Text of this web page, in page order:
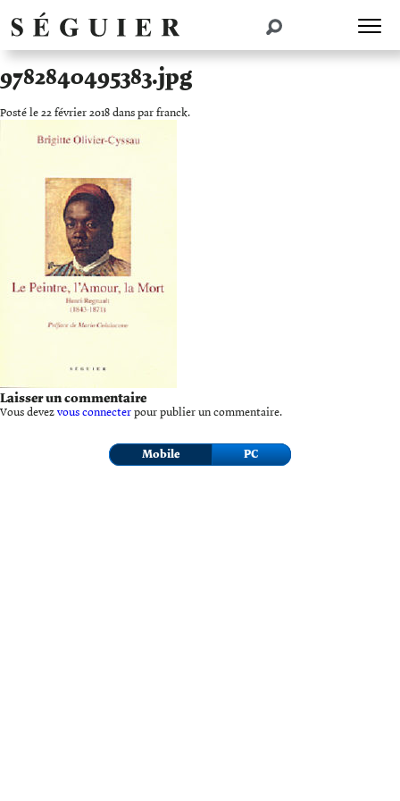
9782840495383.jpg
Posté le 22 février 2018 dans par franck.
Laisser un commentaire
Vous devez vous connecter pour publier un commentaire.
Mobile PC